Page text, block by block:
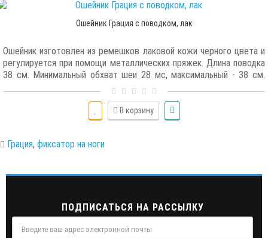
Ошейник Грация с поводком, лак
Ошейник изготовлен из ремешков лаковой кожи черного цвета и
регулируется при помощи металлических пряжек. Длина поводка
38 см. Минимальный обхват шеи 28 мс, максимальный - 38 см.
В корзину
Грация, фиксатор на ноги
ПОДПИСАТЬСЯ НА РАССЫЛКУ